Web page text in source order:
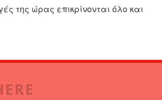
της ώρας επικρίνονται όλο και